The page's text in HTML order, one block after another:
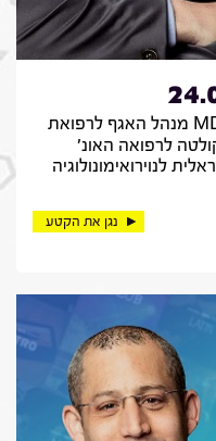
אורח: פרופ' תמיר בן חור, MD PhD מנהל האגף לרפואת
לרפואה האונ'
לנוירואימונולוגיה
נגן את הקטע